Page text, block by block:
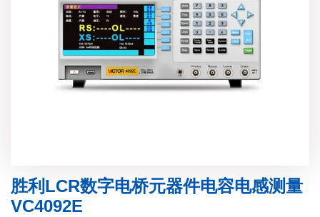
胜利LCR数字电桥元器件电容电感测量
VC4092E